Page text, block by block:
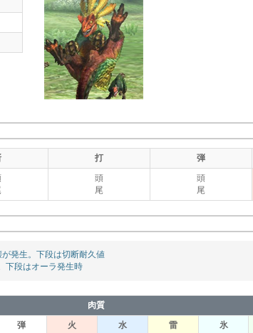
打 弾
頭
尾
頭
尾
発生。下段は切断耐久値
下段はオーラ発生時
肉質
弾 火 水 雷 氷